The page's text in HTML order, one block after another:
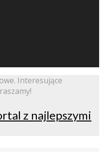
Interesujące
z najlepszymi